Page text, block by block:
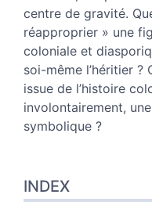
centre de gravité.
réapproprier » une
coloniale et
soi-même l’héritier
issue de l’histoire
involontairement,
symbolique ?
INDEX